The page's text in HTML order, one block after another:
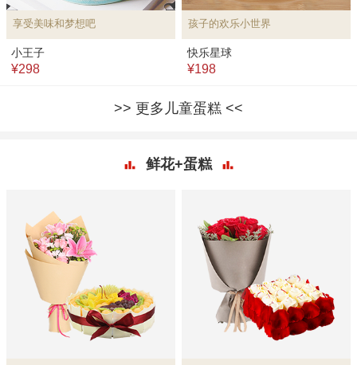
享受美味和梦想吧
小王子
¥298
孩子的欢乐小世界
快乐星球
¥198
更多儿童蛋糕
鲜花+蛋糕